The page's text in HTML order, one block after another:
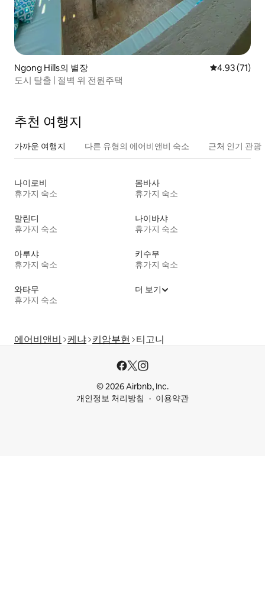
Ngong Hills의 별장 평점 4.93점
4.93 (71)
도시 탈출 | 절벽 위 전원주택
추천 여행지
가까운 여행지 다른 유형의 에어비앤비 숙소 근처 인기 관광
나이로비
휴가지 숙소
몸바사
휴가지 숙소
말린디
휴가지 숙소
나이바샤
휴가지 숙소
아루샤
휴가지 숙소
키수무
휴가지 숙소
와타무
휴가지 숙소
더 보기
에어비앤비 케냐 키암부현 티고니
© 2026 Airbnb, Inc.
개인정보 처리방침
이용약관